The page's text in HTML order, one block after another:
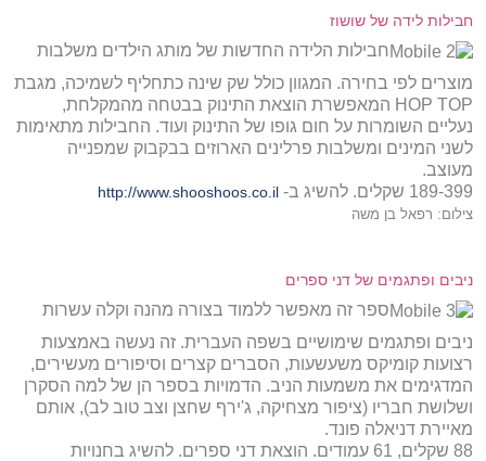
חבילות לידה של שושוז
חבילות הלידה החדשות של מותג הילדים משלבות
מוצרים לפי בחירה. המגוון כולל שק שינה כתחליף לשמיכה, מגבת
HOP TOP המאפשרת הוצאת התינוק בבטחה מהמקלחת,
נעליים השומרות על חום גופו של התינוק ועוד. החבילות מתאימות
לשני המינים ומשלבות פרלינים הארוזים בבקבוק שמפנייה
מעוצב.
189-399 שקלים. להשיג ב-
http://www.shooshoos.co.il
צילום: רפאל בן משה
ניבים ופתגמים של דני ספרים
ספר זה מאפשר ללמוד בצורה מהנה וקלה עשרות
ניבים ופתגמים שימושיים בשפה העברית. זה נעשה באמצעות
רצועות קומיקס משעשעות, הסברים קצרים וסיפורים מעשירים,
המדגימים את משמעות הניב. הדמויות בספר הן של למה הסקרן
ושלושת חבריו (ציפור מצחיקה, ג'ירף שחצן וצב טוב לב), אותם
מאיירת דניאלה פונד.
88 שקלים, 61 עמודים. הוצאת דני ספרים. להשיג בחנויות